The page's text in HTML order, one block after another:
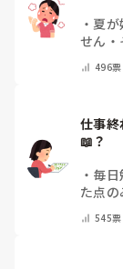
・ 夏が
せん ・
496
仕事
📖？
・ 毎
た点
545